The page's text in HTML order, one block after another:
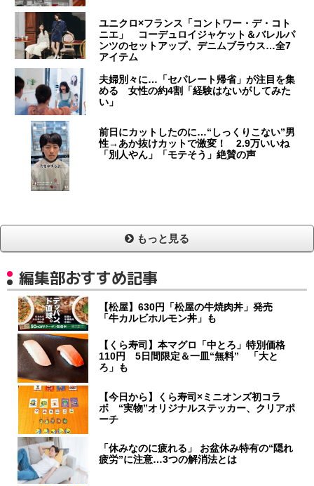
ユニクロ×フランス「コントワー・デ・コト
ニエ」 コーデュロイジャケット＆バレルパ
ンツのセットアップ、デニムブラウス…全7
アイテム
夫婦別々に…「セパレート帰省」が注目を集
める 女性の約4割「経験はないがしてみた
い」
前日にカットしたのに…“しっくりこない”男
性→あか抜けカットで激変！ 2.9万いいね
「別人やん」「モテそう」絶賛の声
もっと見る
編集部おすすめ記事
【松屋】630円「松屋の牛焼肉丼」発売
「牛カルビホルモン丼」も
【くら寿司】本マグロ「中とろ」特別価格
110円 5日間限定＆一皿“無料” 「大と
ろ」も
【今日から】くら寿司×ミニオンズ初コラ
ボ “実物”オリジナルステッカー、クリアポ
ーチ
「休みなのに疲れる」 お盆休み特有の“隠れ
疲労”に注意…3つの解消法とは